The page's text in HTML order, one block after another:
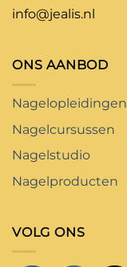
info@jealis.nl
ONS AANBOD
Nagelopleidingen
Nagelcursussen
Nagelstudio
Nagelproducten
VOLG ONS